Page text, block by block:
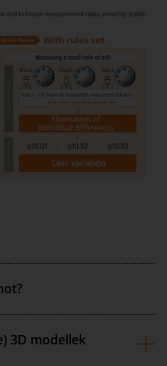
3D modellek